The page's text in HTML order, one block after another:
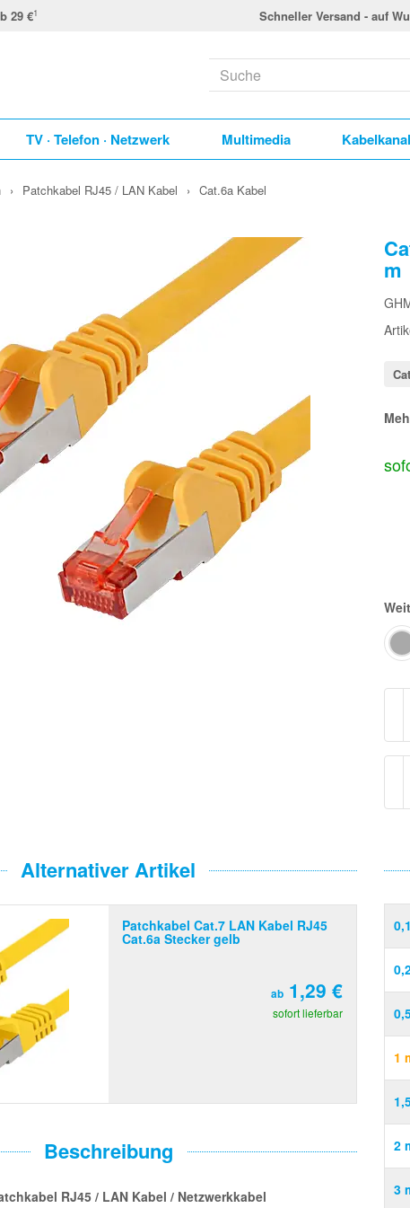
29 €1 Schneller Versand - auf
TV · Telefon · Netzwerk Multimedia
› Patchkabel RJ45 / LAN Kabel › Cat.6a Kabel
m
1
2
3
Alternativer Artikel
Patchkabel Cat.7 LAN Kabel RJ45
Cat.6a Stecker gelb
ab 1,29 €
sofort lieferbar
Beschreibung
RJ45 / LAN Kabel / Netzwerkkabel